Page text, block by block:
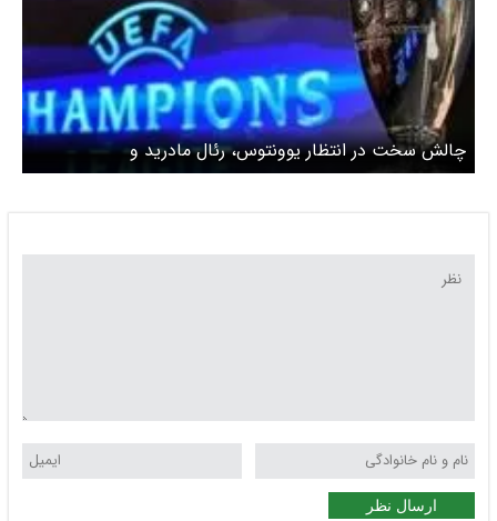
چالش سخت در انتظار یوونتوس، رئال مادرید و
منچسترسیتی
ارسال نظر